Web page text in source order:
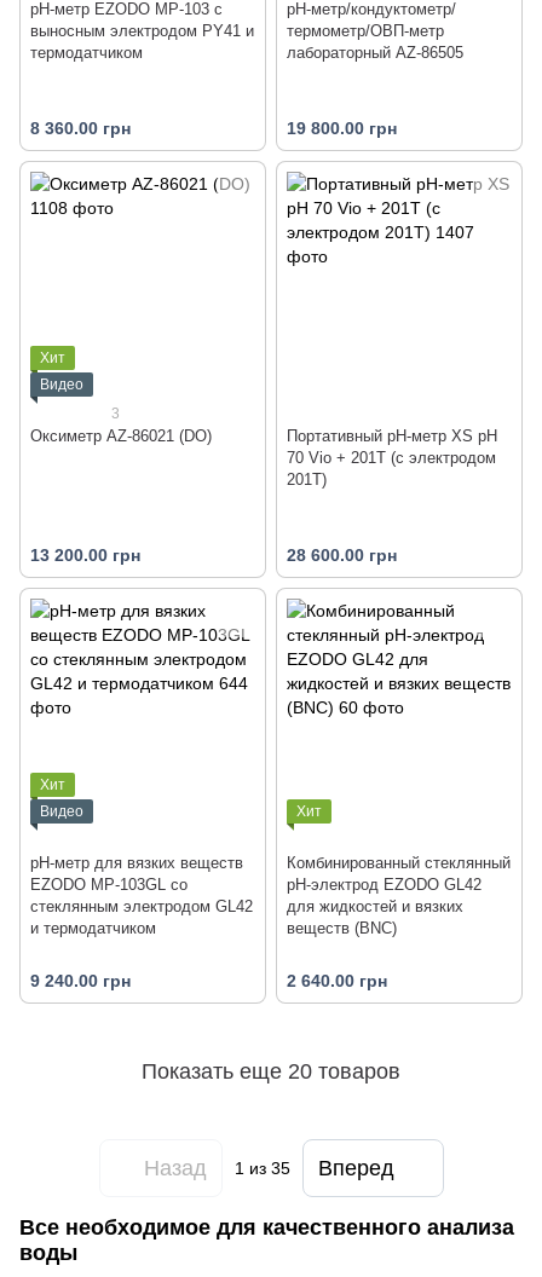
рН-метр EZODO MP-103 с
выносным электродом PY41 и
термодатчиком
8 360.00 грн
pH-метр/кондуктометр/
термометр/ОВП-метр
лабораторный AZ-86505
19 800.00 грн
Хит
Видео
3
Оксиметр AZ-86021 (DO)
13 200.00 грн
Портативный pH-метр XS pH
70 Vio + 201T (с электродом
201T)
28 600.00 грн
Хит
Видео
рН-метр для вязких веществ
EZODO MP-103GL со
стеклянным электродом GL42
и термодатчиком
9 240.00 грн
Хит
Комбинированный стеклянный
рН-электрод EZODO GL42
для жидкостей и вязких
веществ (BNC)
2 640.00 грн
Показать еще 20 товаров
Назад 1из 35 Вперед
Все необходимое для качественного анализа
воды